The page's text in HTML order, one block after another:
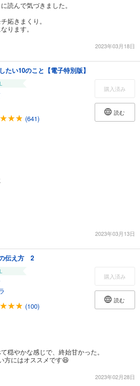
読んで気づきました。
妬きまくり。
ります。
2023年03月18日
たい10のこと【電子特別版】
(641)
購入済み
読む
2023年03月13日
伝え方 2
(100)
購入済み
読む
穏やかな感じで、終始甘かった。
方にはオススメです😆
2023年02月28日